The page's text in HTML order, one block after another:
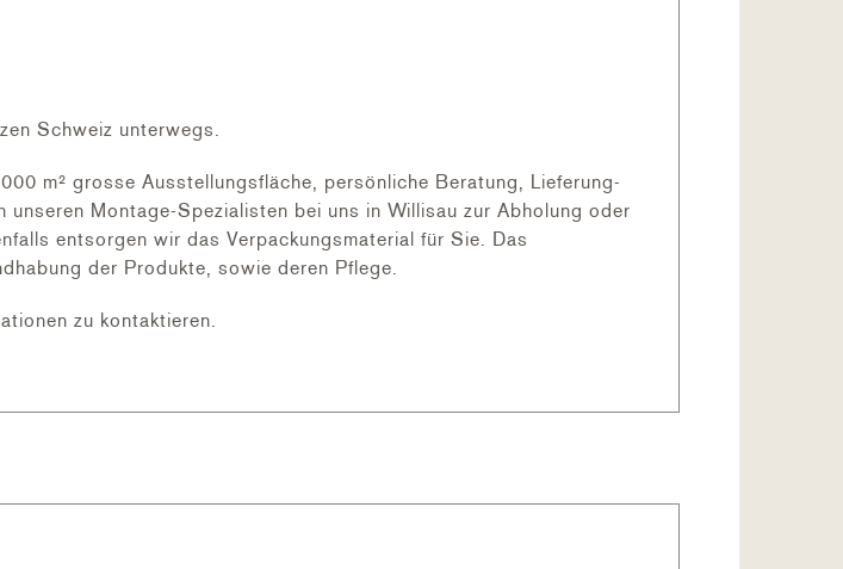
Schweiz unterwegs.
m² grosse Ausstellungsfläche, persönliche Beratung, Lieferung-
Montage-Spezialisten bei uns in Willisau zur Abholung oder
entsorgen wir das Verpackungsmaterial für Sie. Das
der Produkte, sowie deren Pflege.
zu kontaktieren.